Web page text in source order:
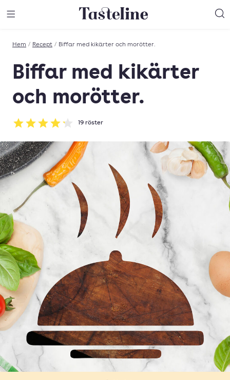
Till Tastelines startsida
Hem / Recept / Biffar med kikärter och morötter.
Biffar med kikärter
och morötter.
Betyg: 4.21 av 5
19 röster